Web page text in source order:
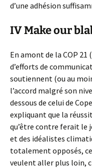
d’une adhésion
IV Make our
En amont de la COP 21
d’efforts de
soutiennent (ou au
l’accord malgré son
dessous de celui de
expliquant que la
qu’être contre ferait le
et des idéalistes
totalement opposés,
veulent aller plus loin,